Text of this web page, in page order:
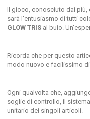
Il gioco, conosciuto dai più,
sarà l'entusiasmo di tutti
GLOW TRIS al buio.
Ricorda che per questo
modo nuovo e facilissimo
Ogni qualvolta che,
soglie di controllo, il
unitario dei singoli articoli.